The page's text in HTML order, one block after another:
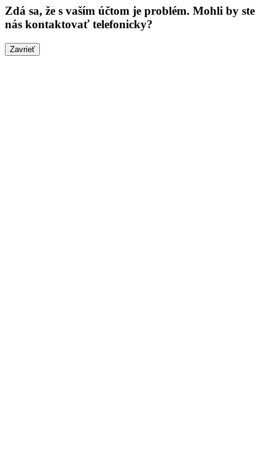
Zdá sa, že s vaším účtom je problém. Mohli by ste
nás kontaktovať telefonicky?
Zavrieť